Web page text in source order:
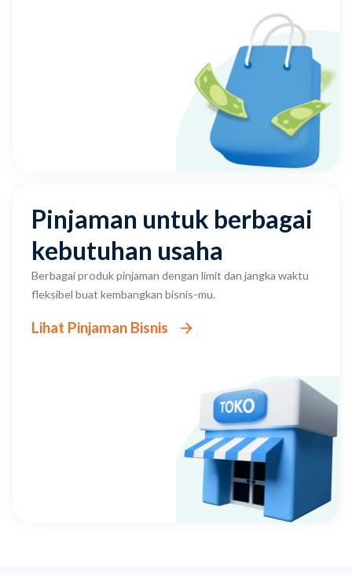
Pinjaman untuk berbagai
kebutuhan usaha
Berbagai produk pinjaman dengan limit dan jangka waktu
fleksibel buat kembangkan bisnis-mu.
Lihat Pinjaman Bisnis